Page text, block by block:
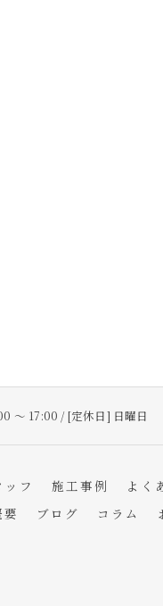
〜 17:00 / [定休日] 日曜日
ッフ 施工事例 よく
ブログ コラム